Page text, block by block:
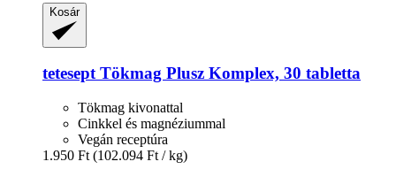
Kosár
teteseptTökmag Plusz Komplex, 30 tabletta
Tökmag kivonattal
Cinkkel és magnéziummal
Vegán receptúra
1.950 Ft (102.094 Ft / kg)